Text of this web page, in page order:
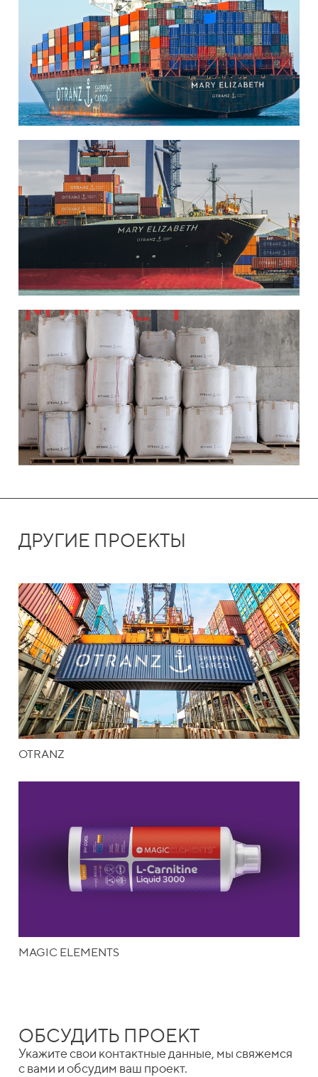
ДРУГИЕ ПРОЕКТЫ
OTRANZ
MAGIC ELEMENTS
ОБСУДИТЬ ПРОЕКТ
Укажите свои контактные данные, мы свяжемся
с вами и обсудим ваш проект.